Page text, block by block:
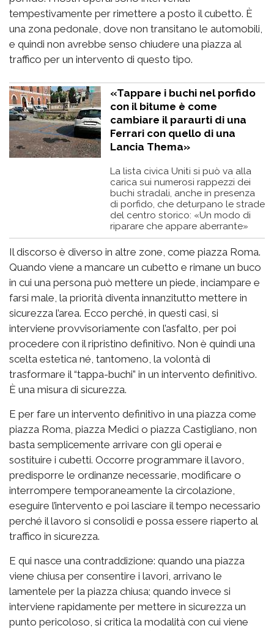
tempestivamente per rimettere a posto il cubetto. È
una zona pedonale, dove non transitano le automobili,
e quindi non avrebbe senso chiudere una piazza al
traffico per un intervento di questo tipo.
«Tappare i buchi nel porfido
con il bitume è come
cambiare il paraurti di una
Ferrari con quello di una
Lancia Thema»
La lista civica Uniti si può va alla
carica sui numerosi rappezzi dei
buchi stradali, anche in presenza
di porfido, che deturpano le strade
del centro storico: «Un modo di
riparare che appare aberrante»
Il discorso è diverso in altre zone, come piazza Roma.
Quando viene a mancare un cubetto e rimane un buco
in cui una persona può mettere un piede, inciampare e
farsi male, la priorità diventa innanzitutto mettere in
sicurezza l’area. Ecco perché, in questi casi, si
interviene provvisoriamente con l’asfalto, per poi
procedere con il ripristino definitivo. Non è quindi una
scelta estetica né, tantomeno, la volontà di
trasformare il “tappa-buchi” in un intervento definitivo.
È una misura di sicurezza.
E per fare un intervento definitivo in una piazza come
piazza Roma, piazza Medici o piazza Castigliano, non
basta semplicemente arrivare con gli operai e
sostituire i cubetti. Occorre programmare il lavoro,
predisporre le ordinanze necessarie, modificare o
interrompere temporaneamente la circolazione,
eseguire l’intervento e poi lasciare il tempo necessario
perché il lavoro si consolidi e possa essere riaperto al
traffico in sicurezza.
E qui nasce una contraddizione: quando una piazza
viene chiusa per consentire i lavori, arrivano le
lamentele per la piazza chiusa; quando invece si
interviene rapidamente per mettere in sicurezza un
punto pericoloso, si critica la modalità con cui viene